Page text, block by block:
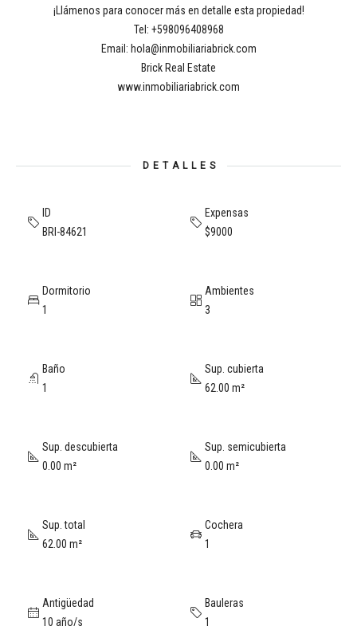
¡Llámenos para conocer más en detalle esta propiedad!
Tel: +598096408968
Email: hola@inmobiliariabrick.com
Brick Real Estate
www.inmobiliariabrick.com
DETALLES
ID
BRI-84621
Expensas
$9000
Dormitorio
1
Ambientes
3
Baño
1
Sup. cubierta
62.00 m²
Sup. descubierta
0.00 m²
Sup. semicubierta
0.00 m²
Sup. total
62.00 m²
Cochera
1
Antigüedad
10 año/s
Bauleras
1